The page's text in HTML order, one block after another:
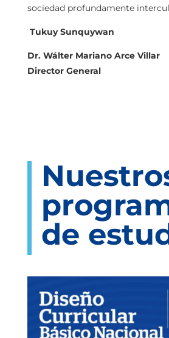
sociedad profundamente
Tukuy Sunquywan
Dr. Wálter Mariano Arce Villar
Director General
de